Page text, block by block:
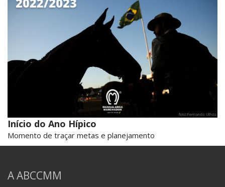
Início do Ano Hípico
Momento de traçar metas e planejamento
A ABCCMM